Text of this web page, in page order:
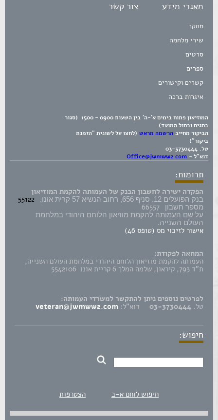
מאגרי מידע
מחקר
שירי מלחמה
סרטים
ספרים
קשרים וקישורים
איגרות ברכה
צור קשר
המוזיאון פתוח בימים א'-ה' בין השעות 0900 - 1500 (סגור
בחגים ובחול המועד)
הביקור מחייב הרשמה מראש (לחצו על לשונית "הזמנת
ביקור")
טל. 03-3730444
דוא"ל - Office@jwmww2.com
תרומות:
הפקדה ישירה לחשבון הבנק של העמותה להקמת המוזיאון
בנק הפועלים 12, סניף 656, רחוב הנשיא 57 קרית אונו, 55122
מספר חשבון 66557
על שם העמותה להקמת מוזיאון הלוחם היהודי במלחמת
העולם השנייה.
אישור לזיכוי מס (טופס 46)
המחאה לפקודת:
העמותה להקמת מוזיאון הלוחם היהודי במלחמת העולם השנייה,
ת"ד 793, קיראון, שלמה המלך 6 קריית אונו 5542106
לפרטים נוספים ניתן להתקשר למשרדי העמותה:
טל. 03-3730444 דוא"ל: veteran@jwmww2.com
חיפוש:
חיפוש לוחם א-ב הצטרפות